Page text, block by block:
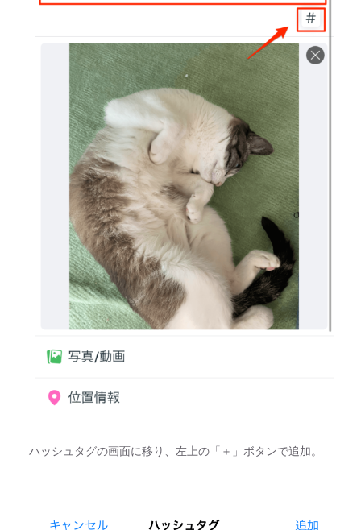
ハッシュタグの画面に移り、左上の「＋」ボタンで追加。